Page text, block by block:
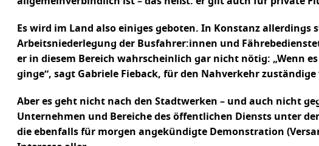
Es wird im Land also einiges geboten. In Konstanz
Arbeitsniederlegung der Busfahrer:innen und
er in diesem Bereich wahrscheinlich gar nicht nötig: „Wenn
ginge“, sagt Gabriele Fieback, für den Nahverkehr
Aber es geht nicht nach den Stadtwerken – und auch nicht
Unternehmen und Bereiche des öffentlichen Diensts unter
die ebenfalls für morgen angekündigte Demonstration